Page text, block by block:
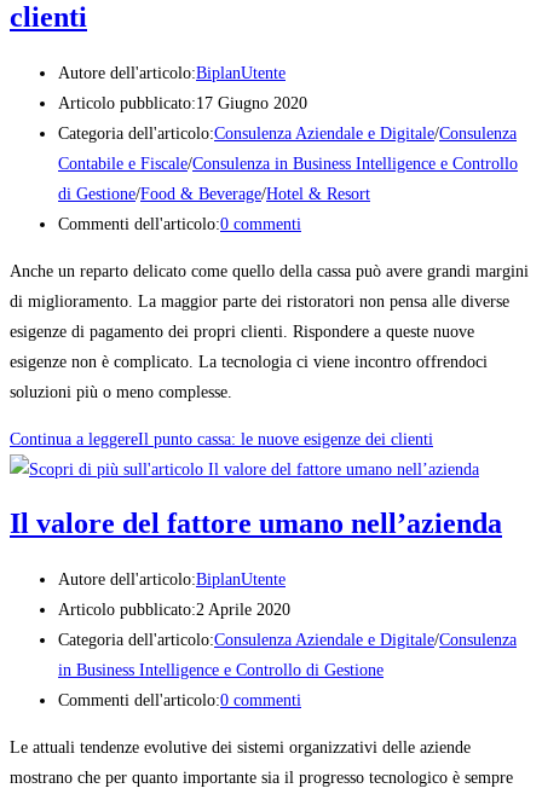
clienti
Autore dell'articolo:BiplanUtente
Articolo pubblicato:17 Giugno 2020
Categoria dell'articolo:Consulenza Aziendale e Digitale/Consulenza
Contabile e Fiscale/Consulenza in Business Intelligence e Controllo
di Gestione/Food & Beverage/Hotel & Resort
Commenti dell'articolo:0 commenti
Anche un reparto delicato come quello della cassa può avere grandi margini
di miglioramento. La maggior parte dei ristoratori non pensa alle diverse
esigenze di pagamento dei propri clienti. Rispondere a queste nuove
esigenze non è complicato. La tecnologia ci viene incontro offrendoci
soluzioni più o meno complesse.
Continua a leggereIl punto cassa: le nuove esigenze dei clienti
Il valore del fattore umano nell’azienda
Autore dell'articolo:BiplanUtente
Articolo pubblicato:2 Aprile 2020
Categoria dell'articolo:Consulenza Aziendale e Digitale/Consulenza
in Business Intelligence e Controllo di Gestione
Commenti dell'articolo:0 commenti
Le attuali tendenze evolutive dei sistemi organizzativi delle aziende
mostrano che per quanto importante sia il progresso tecnologico è sempre